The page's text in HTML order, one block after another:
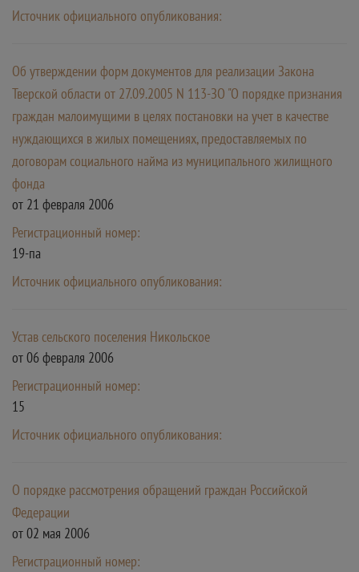
Источник официального опубликования:
Об утверждении форм документов для реализации Закона
Тверской области от 27.09.2005 N 113-ЗО "О порядке признания
граждан малоимущими в целях постановки на учет в качестве
нуждающихся в жилых помещениях, предоставляемых по
договорам социального найма из муниципального жилищного
фонда
от 21 февраля 2006
Регистрационный номер:
19-па
Источник официального опубликования:
Устав сельского поселения Никольское
от 06 февраля 2006
Регистрационный номер:
15
Источник официального опубликования:
О порядке рассмотрения обращений граждан Российской
Федерации
от 02 мая 2006
Регистрационный номер: